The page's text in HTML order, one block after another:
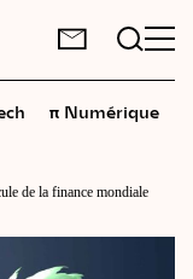
π Numérique
de la finance mondiale